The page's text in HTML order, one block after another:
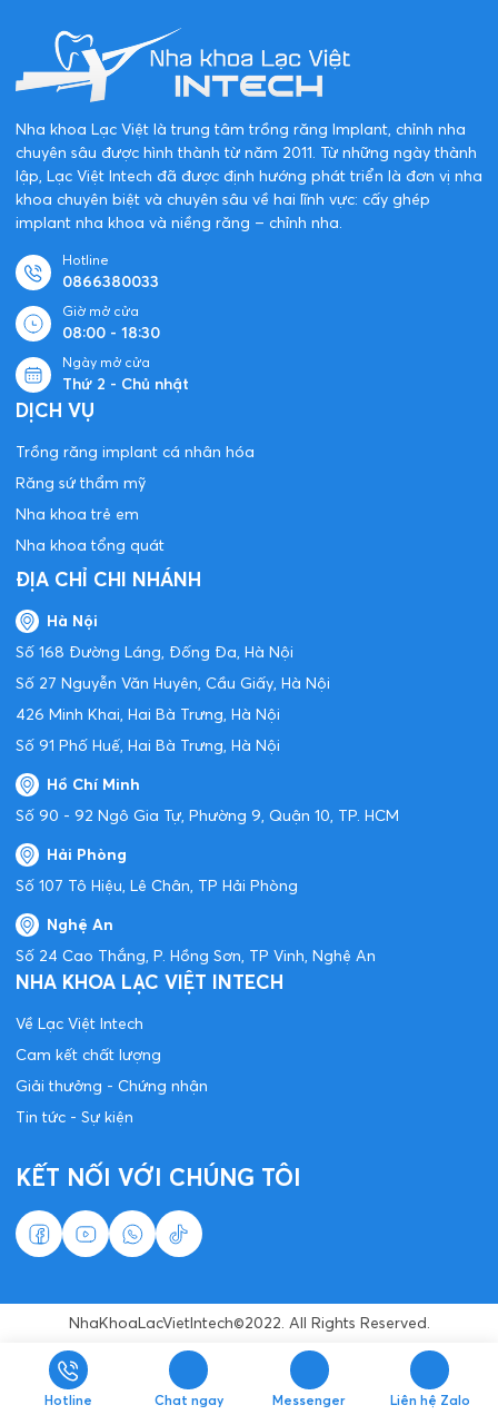
Nha khoa Lạc Việt là trung tâm trồng răng Implant, chỉnh nha
chuyên sâu được hình thành từ năm 2011. Từ những ngày thành
lập, Lạc Việt Intech đã được định hướng phát triển là đơn vị nha
khoa chuyên biệt và chuyên sâu về hai lĩnh vực: cấy ghép
implant nha khoa và niềng răng – chỉnh nha.
Hotline
0866380033
Giờ mở cửa
08:00 - 18:30
Ngày mở cửa
Thứ 2 - Chủ nhật
NHA KHOA LẠC VIỆT INTECH
Về Lạc Việt Intech
Cam kết chất lượng
Giải thưởng - Chứng nhận
Tin tức - Sự kiện
KẾT NỐI VỚI CHÚNG TÔI
DỊCH VỤ
Trồng răng implant cá nhân hóa
Răng sứ thẩm mỹ
Nha khoa trẻ em
Nha khoa tổng quát
ĐỊA CHỈ CHI NHÁNH
Hà Nội
Số 168 Đường Láng, Đống Đa, Hà Nội
Số 27 Nguyễn Văn Huyên, Cầu Giấy, Hà Nội
426 Minh Khai, Hai Bà Trưng, Hà Nội
Số 91 Phố Huế, Hai Bà Trưng, Hà Nội
Hồ Chí Minh
Số 90 - 92 Ngô Gia Tự, Phường 9, Quận 10, TP. HCM
Hải Phòng
Số 107 Tô Hiệu, Lê Chân, TP Hải Phòng
Nghệ An
Số 24 Cao Thắng, P. Hồng Sơn, TP Vinh, Nghệ An
NhaKhoaLacVietIntech©2022. All Rights Reserved.
Hotline Chat ngay Messenger Liên hệ Zalo